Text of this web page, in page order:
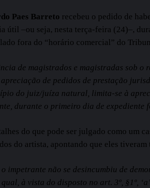
Paes Barreto recebeu o pedido de
útil –ou seja, nesta terça-feira (24)–,
fora do “horário comercial” do
de magistrados e magistradas sob
de pedidos de prestação
do juiz/juíza natural, limita-se à
durante o primeiro dia de expediente
do que pode ser julgado como um
do artista, apontando que eles
o impetrante não se desincumbiu de
à vista do disposto no art. 3º, §1º,